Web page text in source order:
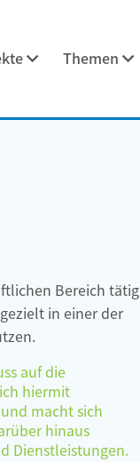
Themen
Bereich tätig
in einer der
auf die
hiermit
macht sich
hinaus
Dienstleistungen.